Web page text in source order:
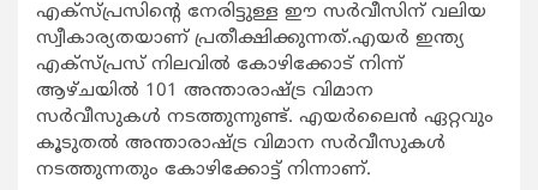
എക്സ്പ്രസിന്‍റെ നേരിട്ടുള്ള ഈ സർവീസിന് വലിയ
സ്വീകാര്യതയാണ് പ്രതീക്ഷിക്കുന്നത്.എയർ ഇന്ത്യ
എക്സ്പ്രസ് നിലവിൽ കോഴിക്കോട് നിന്ന്
ആഴ്ചയിൽ 101 അന്താരാഷ്ട്ര വിമാന
സർവീസുകള്‍ നടത്തുന്നുണ്ട്. എയർലൈൻ ഏറ്റവും
കൂടുതൽ അന്താരാഷ്ട്ര വിമാന സർവീസുകള്‍
നടത്തുന്നതും കോഴിക്കോട്ട് നിന്നാണ്.